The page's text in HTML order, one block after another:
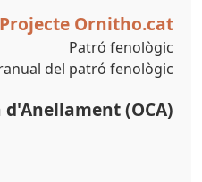
Projecte Ornitho.cat
Patró fenològic
del patró fenològic
(OCA)